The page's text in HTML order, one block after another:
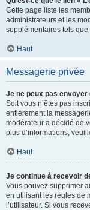
Cette page liste les
administrateurs et les
supplémentaires tels que
Haut
Messagerie privée
Je ne peux pas
Soit vous n’êtes pas
entièrement la
modérateur a décidé de
plus d’informations,
Haut
Je continue à recevoir
Vous pouvez supprimer
en utilisant les règles de
l’utilisateur. Si vous